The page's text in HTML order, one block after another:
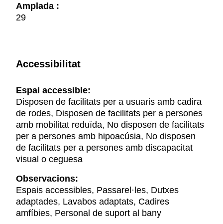
Amplada :
29
Accessibilitat
Espai accessible:
Disposen de facilitats per a usuaris amb cadira
de rodes, Disposen de facilitats per a persones
amb mobilitat reduïda, No disposen de facilitats
per a persones amb hipoacúsia, No disposen
de facilitats per a persones amb discapacitat
visual o ceguesa
Observacions:
Espais accessibles, Passarel·les, Dutxes
adaptades, Lavabos adaptats, Cadires
amfíbies, Personal de suport al bany